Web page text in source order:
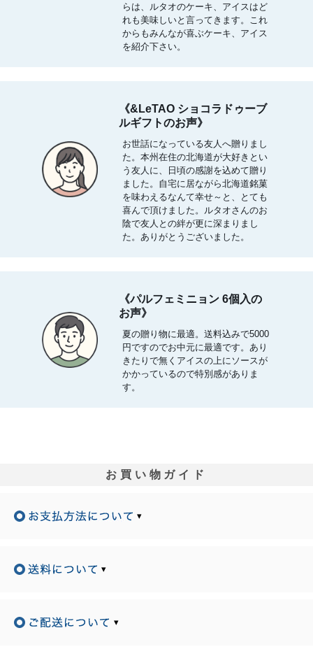
らは、ルタオのケーキ、アイスはど
れも美味しいと言ってきます。これ
からもみんなが喜ぶケーキ、アイス
を紹介下さい。
《&LeTAO ショコラドゥーブ
ルギフトのお声》
お世話になっている友人へ贈りまし
た。本州在住の北海道が大好きとい
う友人に、日頃の感謝を込めて贈り
ました。自宅に居ながら北海道銘菓
を味わえるなんて幸せ～と、とても
喜んで頂けました。ルタオさんのお
陰で友人との絆が更に深まりまし
た。ありがとうございました。
《パルフェミニョン 6個入の
お声》
夏の贈り物に最適。送料込みで5000
円ですのでお中元に最適です。あり
きたりで無くアイスの上にソースが
かかっているので特別感がありま
す。
お買い物ガイド
▾
▾
▾